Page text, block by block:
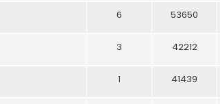
6 53650
3 42212
1 41439